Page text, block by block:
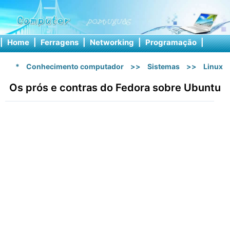
| Home | Ferragens | Networking | Programação |
* Conhecimento computador >> Sistemas >> Linux
Os prós e contras do Fedora sobre Ubuntu